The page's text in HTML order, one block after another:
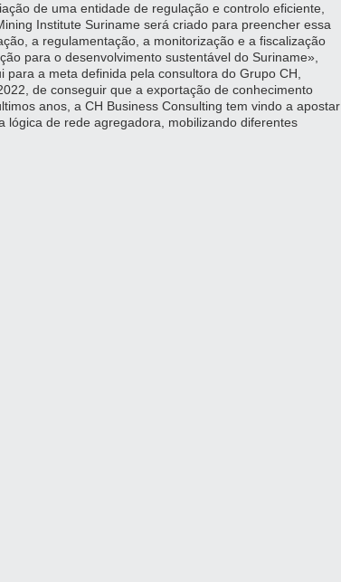
de uma entidade de regulação e controlo eficiente,
Institute Suriname será criado para preencher essa
a regulamentação, a monitorização e a fiscalização
para o desenvolvimento sustentável do Suriname»,
a meta definida pela consultora do Grupo CH,
de conseguir que a exportação de conhecimento
anos, a CH Business Consulting tem vindo a apostar
lógica de rede agregadora, mobilizando diferentes